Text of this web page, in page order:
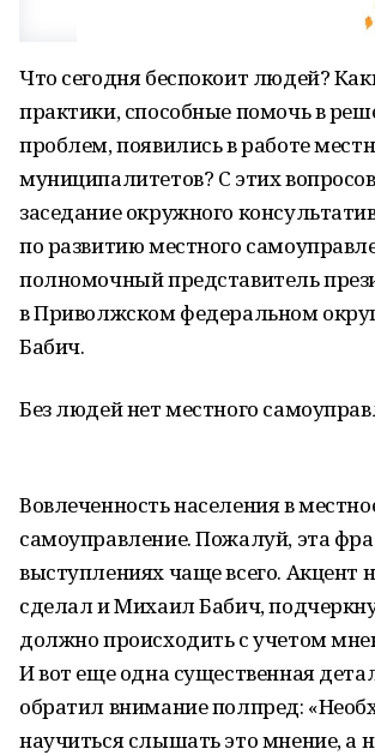
Что сегодня беспокоит людей?
практики, способные помочь в
проблем, появились в работе
муниципалитетов? С этих
заседание окружного
по развитию местного
полномочный представитель
в Приволжском федеральном
Бабич.
Без людей нет местного
Вовлеченность населения в
самоуправление. Пожалуй, эта
выступлениях чаще всего. Акцент
сделал и Михаил Бабич,
должно происходить с учетом
И вот еще одна существенная
обратил внимание полпред:
научиться слышать это мнение, а